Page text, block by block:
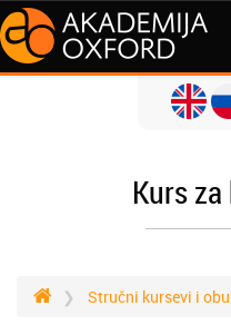
Kurs
Stručni kursevi i